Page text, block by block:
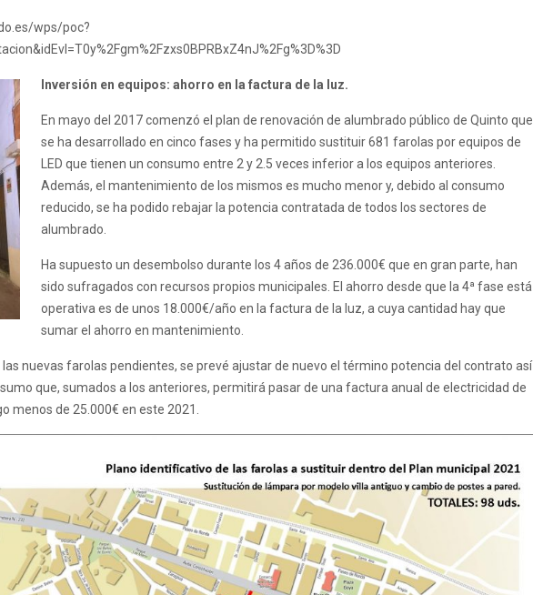
wps/poc?
Inversión en equipos: ahorro en la factura de la luz.
En mayo del 2017 comenzó el plan de renovación de alumbrado público de Quinto que
se ha desarrollado en cinco fases y ha permitido sustituir 681 farolas por equipos de
LED que tienen un consumo entre 2 y 2.5 veces inferior a los equipos anteriores.
Además, el mantenimiento de los mismos es mucho menor y, debido al consumo
reducido, se ha podido rebajar la potencia contratada de todos los sectores de
alumbrado.
Ha supuesto un desembolso durante los 4 años de 236.000€ que en gran parte, han
sido sufragados con recursos propios municipales. El ahorro desde que la 4ª fase está
operativa es de unos 18.000€/año en la factura de la luz, a cuya cantidad hay que
sumar el ahorro en mantenimiento.
nuevas farolas pendientes, se prevé ajustar de nuevo el término potencia del contrato así
que, sumados a los anteriores, permitirá pasar de una factura anual de electricidad de
menos de 25.000€ en este 2021.